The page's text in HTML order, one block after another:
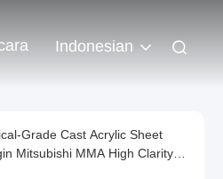
Indonesian
Grade Cast Acrylic Sheet
Mitsubishi MMA High Clarity